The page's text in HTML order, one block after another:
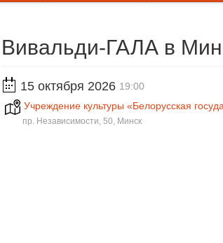
Вивальди-ГАЛА в
15 октября 2026 19:00
Учреждение культуры «Белорусская
пр. Независимости, 50, Минск